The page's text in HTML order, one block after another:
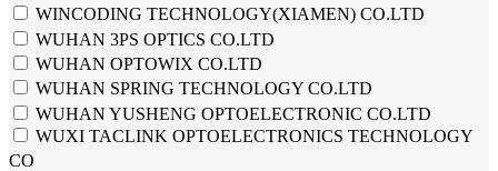
WINCODING TECHNOLOGY(XIAMEN) CO.LTD
WUHAN 3PS OPTICS CO.LTD
WUHAN OPTOWIX CO.LTD
WUHAN SPRING TECHNOLOGY CO.LTD
WUHAN YUSHENG OPTOELECTRONIC CO.LTD
WUXI TACLINK OPTOELECTRONICS TECHNOLOGY
CO